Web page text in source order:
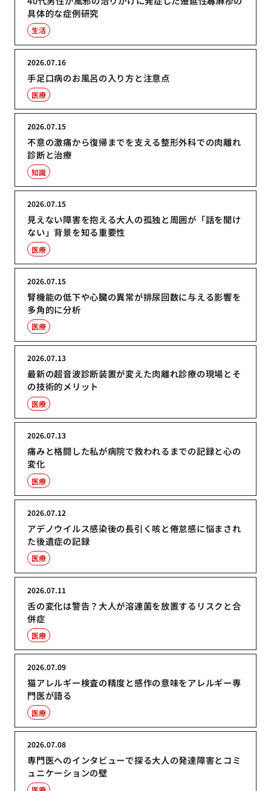
具体的な症例研究
生活
手足口病のお風呂の入り方と注意点
2026.07.16
医療
不意の激痛から復帰までを支える整形外科での肉離れ
診断と治療
2026.07.15
知識
見えない障害を抱える大人の孤独と周囲が「話を聞け
ない」背景を知る重要性
2026.07.15
医療
腎機能の低下や心臓の異常が排尿回数に与える影響を
多角的に分析
2026.07.15
医療
最新の超音波診断装置が変えた肉離れ診療の現場とそ
の技術的メリット
2026.07.13
医療
痛みと格闘した私が病院で救われるまでの記録と心の
変化
2026.07.13
医療
アデノウイルス感染後の長引く咳と倦怠感に悩まされ
た後遺症の記録
2026.07.12
医療
舌の変化は警告？大人が溶連菌を放置するリスクと合
併症
2026.07.11
医療
猫アレルギー検査の精度と感作の意味をアレルギー専
門医が語る
2026.07.09
医療
専門医へのインタビューで探る大人の発達障害とコミ
ュニケーションの壁
2026.07.08